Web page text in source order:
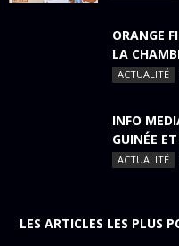
ORANGE
LA
ACTUALITÉ
INFO
GUINÉE
ACTUALITÉ
LES ARTICLES LES PLUS